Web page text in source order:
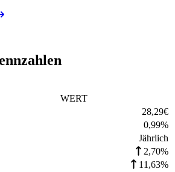
WERT
28,29€
0,99%
Jährlich
2,70%
11,63%